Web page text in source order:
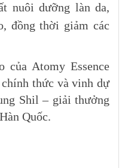
nuôi dưỡng làn da,
đồng thời giảm các
của Atomy Essence
thức và vinh dự
Shil – giải thưởng
Quốc.